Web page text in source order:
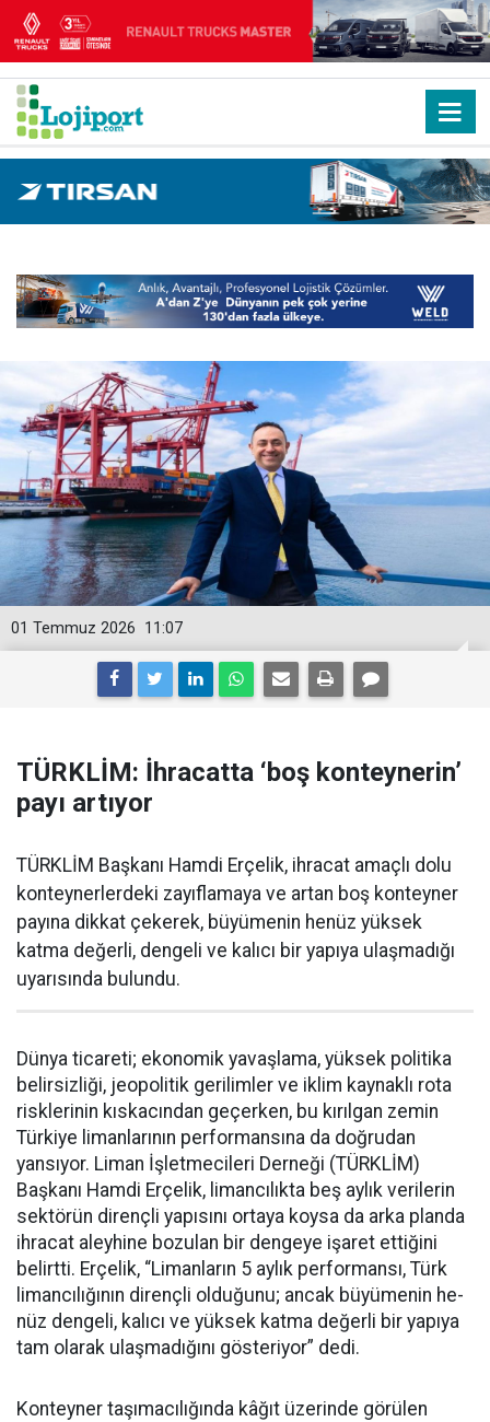
11:07
01 Temmuz 2026
TÜRKLİM: İhracatta ‘boş konteynerin’
payı artıyor
TÜRKLİM Başkanı Hamdi Erçelik, ihracat amaçlı dolu
konteynerlerdeki zayıflamaya ve artan boş konteyner
payına dikkat çekerek, büyümenin henüz yüksek
katma değerli, dengeli ve kalıcı bir yapıya ulaşmadığı
uyarısında bulundu.
Dünya ticareti; ekonomik yavaşlama, yüksek poli­tika
belirsizliği, jeopoli­tik gerilimler ve iklim kaynaklı rota
risklerinin kıskacından ge­çerken, bu kırılgan zemin
Tür­kiye limanlarının performansı­na da doğrudan
yansıyor. Liman İşletmecileri Derneği (TÜRK­LİM)
Başkanı Hamdi Erçelik, limancılıkta beş aylık verilerin
sektörün dirençli yapısını or­taya koysa da arka planda
ihra­cat aleyhine bozulan bir denge­ye işaret ettiğini
belirtti. Erçelik, “Limanların 5 aylık performan­sı, Türk
limancılığının dirençli olduğunu; ancak büyümenin he­
nüz dengeli, kalıcı ve yüksek kat­ma değerli bir yapıya
tam olarak ulaşmadığını gösteriyor” dedi.
Konteyner taşımacılığında kâ­ğıt üzerinde görülen